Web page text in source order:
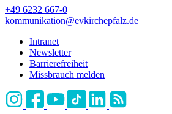
+49 6232 667-0
kommunikation@evkirchepfalz.de
Intranet
Newsletter
Barrierefreiheit
Missbrauch melden